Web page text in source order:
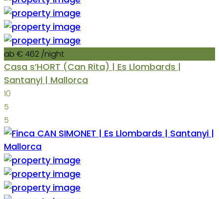
ab € 462 /night
Casa s’HORT (Can Rita) | Es Llombards |
Santanyi | Mallorca
10
5
5